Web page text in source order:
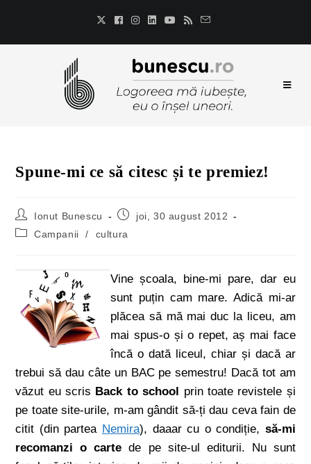
Spune-mi ce să citesc și te premiez!
Ionut Bunescu
joi, 30 august 2012
Campanii
/ cultura
Vine școala, bine-mi pare, dar eu
sunt puțin cam mare. Adică mi-ar
plăcea să mă mai duc la liceu, am
mai spus-o și o repet, aș mai face
încă o dată liceul, chiar și dacă ar
trebui să dau câte un BAC pe semestru! Dacă tot am
văzut eu scris Back to school prin toate revistele și
pe toate site-urile, m-am gândit să-ți dau ceva fain de
citit (din partea Nemira), daaar cu o condiție, să-mi
recomanzi o carte de pe site-ul editurii. Nu sunt